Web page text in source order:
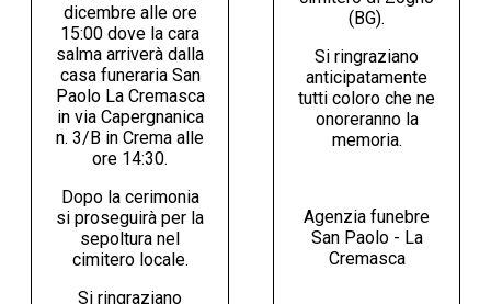
dicembre alle ore
15:00 dove la cara
salma arriverà dalla
casa funeraria San
Paolo La Cremasca
in via Capergnanica
n. 3/B in Crema alle
ore 14:30.
Dopo la cerimonia
si proseguirà per la
sepoltura nel
cimitero locale.
Si ringraziano
(BG).
Si ringraziano
anticipatamente
tutti coloro che ne
onoreranno la
memoria.
Agenzia funebre
San Paolo - La
Cremasca